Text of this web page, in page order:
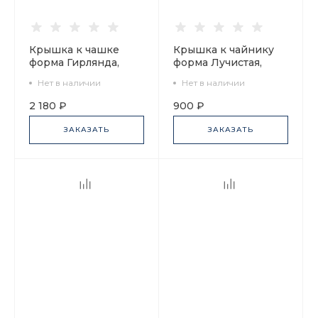
Крышка к чашке
форма Гирлянда,
Подарочная-2, арт
80.09443.00.1
Нет в наличии
2 180 ₽
ЗАКАЗАТЬ
Крышка к чайнику
форма Лучистая,
арт 80.03904.00.1
Нет в наличии
900 ₽
ЗАКАЗАТЬ